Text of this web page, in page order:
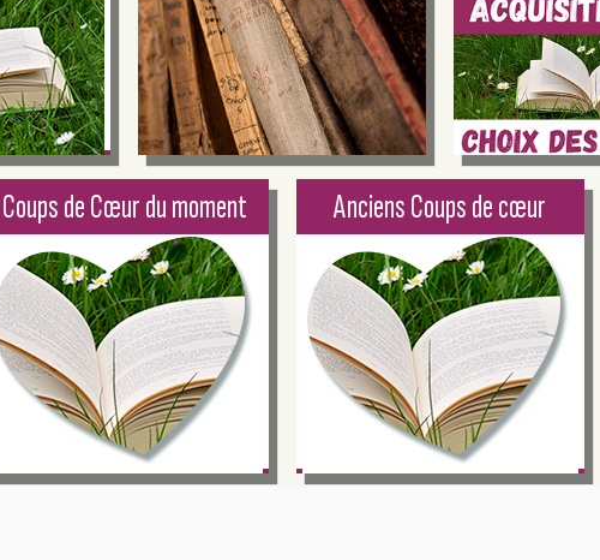
Photo : pixabay.com
Coups de Cœur du moment Anciens Coups de cœur